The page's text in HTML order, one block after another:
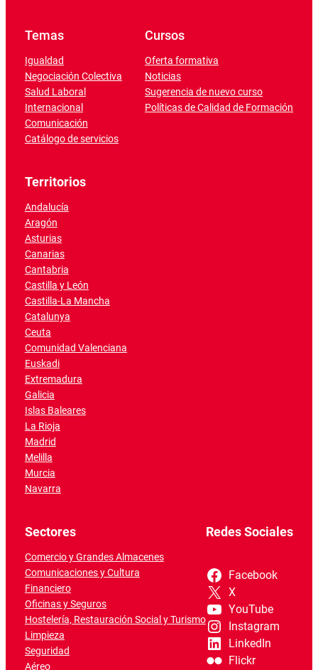
Temas
Igualdad
Negociación Colectiva
Salud Laboral
Internacional
Comunicación
Catálogo de servicios
Cursos
Oferta formativa
Noticias
Sugerencia de nuevo curso
Políticas de Calidad de Formación
Territorios
Andalucía
Aragón
Asturias
Canarias
Cantabria
Castilla y León
Castilla-La Mancha
Catalunya
Ceuta
Comunidad Valenciana
Euskadi
Extremadura
Galicia
Islas Baleares
La Rioja
Madrid
Melilla
Murcia
Navarra
Sectores
Comercio y Grandes Almacenes
Comunicaciones y Cultura
Financiero
Oficinas y Seguros
Hostelería, Restauración Social y Turismo
Limpieza
Seguridad
Aéreo
Redes Sociales
Facebook
X
YouTube
Instagram
LinkedIn
Flickr